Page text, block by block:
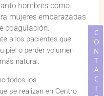
hombres como
mujeres embarazadas
coagulación.
a los pacientes que
piel o perder volumen
natural.
todos los
se realizan en Centro
CONTACTO